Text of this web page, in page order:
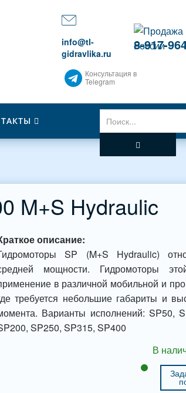
info@tl-
gidravlika.ru
8-917-
Консультация в
Telegram
M+S Hydraulic
описание:
SP (M+S Hydraulic)
мощности. Гидромоторы
в различной мобильной и
требуется небольшие габариты и
Варианты исполнений: SP50,
SP250, SP315, SP400
В